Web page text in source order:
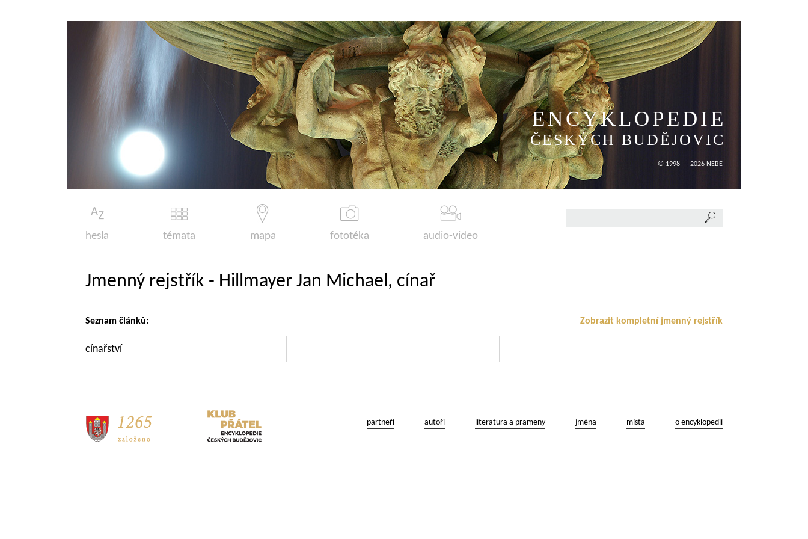
ENCYKLOPEDIE
ČESKÝCH BUDĚJOVIC
© 1998 — 2026 NEBE
hesla témata mapa fototéka audio-video
Jmenný rejstřík - Hillmayer Jan Michael, cínař
Zobrazit kompletní jmenný rejstřík
Seznam článků:
cínařství
partneři autoři literatura a prameny jména místa o encyklopedii